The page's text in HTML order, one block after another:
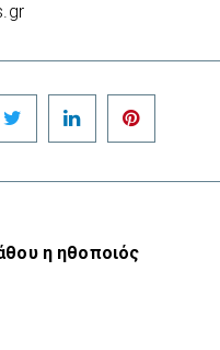
Twitter LinkedIn
η ηθοποιός